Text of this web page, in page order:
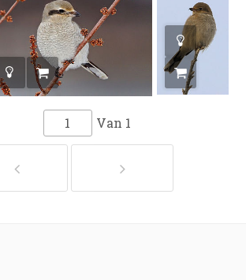
Van 1